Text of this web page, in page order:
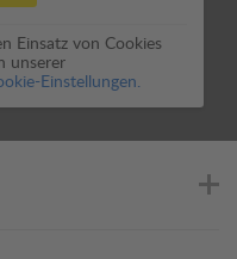
Einsatz von Cookies
unserer
Einstellungen.